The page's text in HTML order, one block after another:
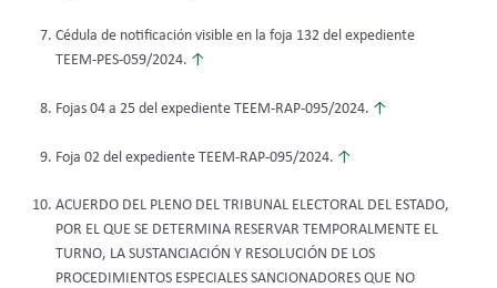
Cédula de notificación visible en la foja 132 del expediente
TEEM-PES-059/2024. ↑
Fojas 04 a 25 del expediente TEEM-RAP-095/2024. ↑
Foja 02 del expediente TEEM-RAP-095/2024. ↑
ACUERDO DEL PLENO DEL TRIBUNAL ELECTORAL DEL ESTADO,
POR EL QUE SE DETERMINA RESERVAR TEMPORALMENTE EL
TURNO, LA SUSTANCIACIÓN Y RESOLUCIÓN DE LOS
PROCEDIMIENTOS ESPECIALES SANCIONADORES QUE NO